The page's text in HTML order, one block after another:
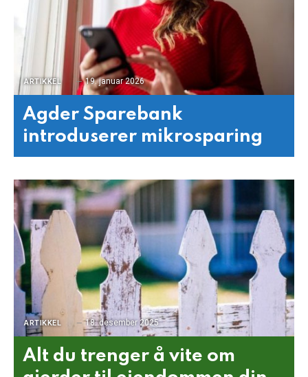
ARTIKKEL 19. januar 2026
Agder Sparebank
introduserer mikrosparing
ARTIKKEL 18. desember 2025
Alt du trenger å vite om